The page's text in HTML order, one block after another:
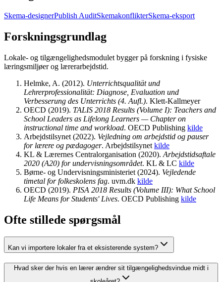
Skema-designerPublish AuditSkemakonflikterSkema-eksport
Forskningsgrundlag
Lokale- og tilgængelighedsmodulet bygger på forskning i fysiske
læringsmiljøer og lærerarbejdstid.
Helmke, A. (2012). Unterrichtsqualität und
Lehrerprofessionalität: Diagnose, Evaluation und
Verbesserung des Unterrichts (4. Aufl.). Klett-Kallmeyer
OECD (2019). TALIS 2018 Results (Volume I): Teachers and
School Leaders as Lifelong Learners — Chapter on
instructional time and workload. OECD Publishing kilde
Arbejdstilsynet (2022). Vejledning om arbejdstid og pauser
for lærere og pædagoger. Arbejdstilsynet kilde
KL & Lærernes Centralorganisation (2020). Arbejdstidsaftale
2020 (A20) for undervisningsområdet. KL & LC kilde
Børne- og Undervisningsministeriet (2024). Vejledende
timetal for folkeskolens fag. uvm.dk kilde
OECD (2019). PISA 2018 Results (Volume III): What School
Life Means for Students' Lives. OECD Publishing kilde
Ofte stillede spørgsmål
Kan vi importere lokaler fra et eksisterende system?
Hvad sker der hvis en lærer ændrer sit tilgængelighedsvindue midt i